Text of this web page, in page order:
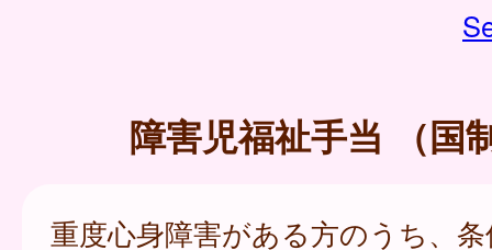
障害児福祉手当 （国
重度心身障害がある方のうち、